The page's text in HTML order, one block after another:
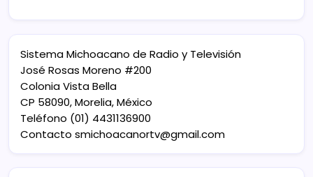
Sistema Michoacano de Radio y Televisión
José Rosas Moreno #200
Colonia Vista Bella
CP 58090, Morelia, México
Teléfono (01) 4431136900
Contacto smichoacanortv@gmail.com